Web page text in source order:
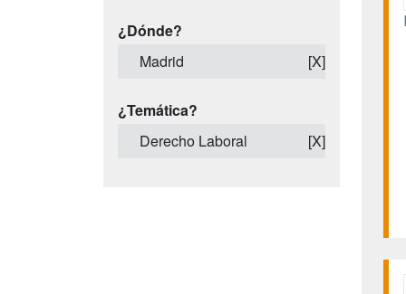
¿Dónde?
Madrid
[X]
¿Temática?
Derecho Laboral
[X]